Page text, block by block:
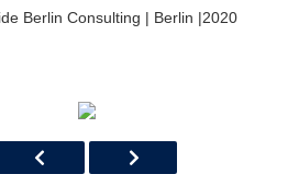
Berlin Consulting | Berlin |2020